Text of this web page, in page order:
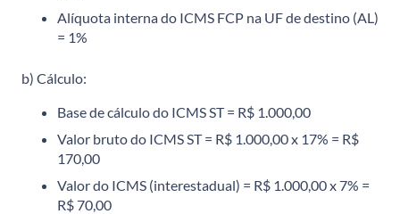
Alíquota interna do ICMS FCP na UF de destino (AL)
= 1%
b) Cálculo:
Base de cálculo do ICMS ST = R$ 1.000,00
Valor bruto do ICMS ST = R$ 1.000,00 x 17% = R$
170,00
Valor do ICMS (interestadual) = R$ 1.000,00 x 7% =
R$ 70,00